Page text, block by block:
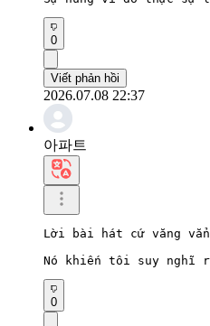
0
Viết phản hồi
2026.07.08 22:37
아파트
Lời bài hát cứ văng
Nó khiến tôi suy nghĩ
0